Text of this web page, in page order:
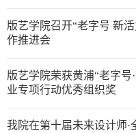
版艺学院召开“老字号 新
作推进会
版艺学院荣获黄浦“老字号
业专项行动优秀组织奖
我院在第十届未来设计师·